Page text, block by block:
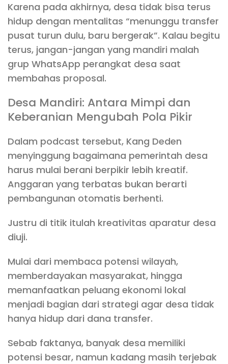
Karena pada akhirnya, desa tidak bisa terus
hidup dengan mentalitas “menunggu transfer
pusat turun dulu, baru bergerak”. Kalau begitu
terus, jangan-jangan yang mandiri malah
grup WhatsApp perangkat desa saat
membahas proposal.
Desa Mandiri: Antara Mimpi dan
Keberanian Mengubah Pola Pikir
Dalam podcast tersebut, Kang Deden
menyinggung bagaimana pemerintah desa
harus mulai berani berpikir lebih kreatif.
Anggaran yang terbatas bukan berarti
pembangunan otomatis berhenti.
Justru di titik itulah kreativitas aparatur desa
diuji.
Mulai dari membaca potensi wilayah,
memberdayakan masyarakat, hingga
memanfaatkan peluang ekonomi lokal
menjadi bagian dari strategi agar desa tidak
hanya hidup dari dana transfer.
Sebab faktanya, banyak desa memiliki
potensi besar, namun kadang masih terjebak